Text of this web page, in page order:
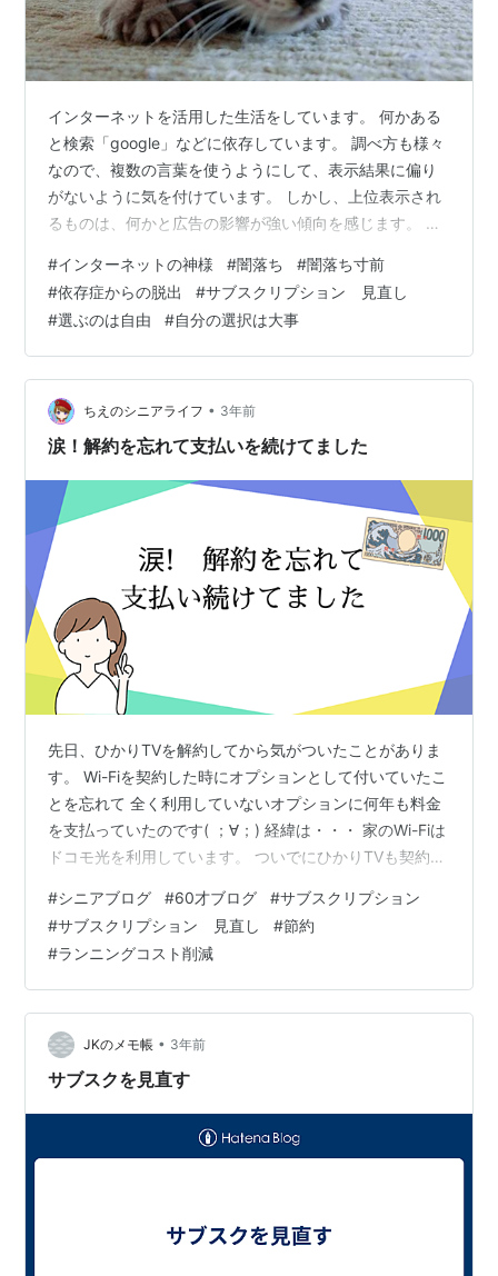
インターネットを活用した生活をしています。 何かある
と検索「google」などに依存しています。 調べ方も様々
なので、複数の言葉を使うようにして、表示結果に偏り
がないように気を付けています。 しかし、上位表示され
るものは、何かと広告の影響が強い傾向を感じます。 そ
すね。 電気やガスの供給に至るまで、インターネットに
接続されているので、大きな有事が発生すると「ブラッ
クアウト」するのではないかと懸念の声もあがっている
時代です。 また、動画サイトにも、「闇」を感じる時が
あります。 「AI」がその人の趣向を探りながら、次々に
オススメ動画をリストアップし…
#インターネットの神様 #闇落ち #闇落ち寸前
#依存症からの脱出 #サブスクリプション 見直し
#選ぶのは自由 #自分の選択は大事
ちえのシニアライフ • 3年前
涙！解約を忘れて支払いを続けてました
先日、ひかりTVを解約してから気がついたことがありま
す。 Wi-Fiを契約した時にオプションとして付いていたこ
とを忘れて 全く利用していないオプションに何年も料金
を支払っていたのです( ；∀；) 経緯は・・・ 家のWi-Fiは
ドコモ光を利用しています。 ついでにひかりTVも契約し
利用するようになったので、 ひかりTVを解約後「あれ
れ？これは何の料金？」というものが出てきたのです。
ひかりTVの支払いはカ-ド払いだったので、解約後はカ-
ド料金は「0」になると思ってました。 なのに! 請求があ
ったので気が付きました。遅い～～～ 今までなんで気が
つ…
#シニアブログ #60才ブログ #サブスクリプション
#サブスクリプション 見直し #節約
#ランニングコスト削減
JKのメモ帳 • 3年前
サブスクを見直す